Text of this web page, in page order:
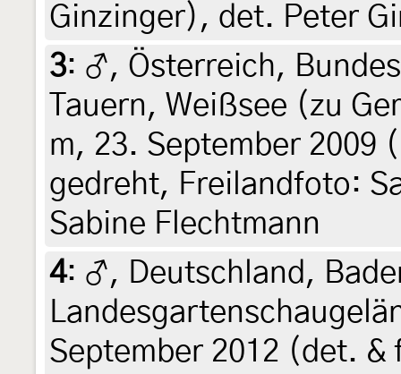
Ginzinger), det. Peter
3: ♂, Österreich,
Tauern, Weißsee (zu
m, 23. September 2009
gedreht, Freilandfoto:
Sabine Flechtmann
4: ♂, Deutschland,
September 2012 (det.